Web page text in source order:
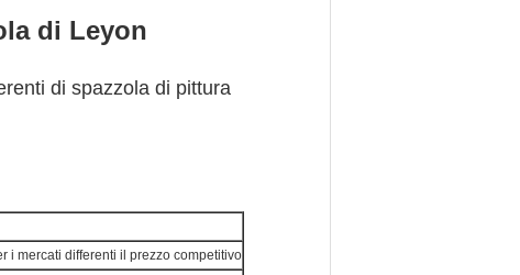
di Leyon
di spazzola di pittura
i mercati differenti il prezzo competitivo